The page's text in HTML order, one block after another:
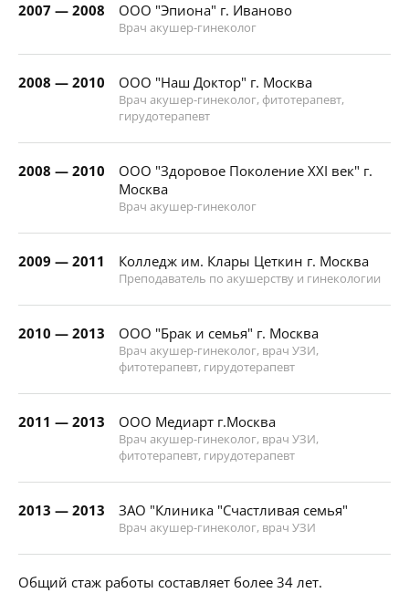
2007 — 2008 ООО "Эпиона" г. Иваново
Врач акушер-гинеколог
2008 — 2010 ООО "Наш Доктор" г. Москва
Врач акушер-гинеколог, фитотерапевт,
гирудотерапевт
2008 — 2010
ООО "Здоровое Поколение ХХI век" г.
Москва
Врач акушер-гинеколог
2009 — 2011 Колледж им. Клары Цеткин г. Москва
Преподаватель по акушерству и гинекологии
2010 — 2013 ООО "Брак и семья" г. Москва
Врач акушер-гинеколог, врач УЗИ,
фитотерапевт, гирудотерапевт
2011 — 2013 ООО Медиарт г.Москва
Врач акушер-гинеколог, врач УЗИ,
фитотерапевт, гирудотерапевт
2013 — 2013 ЗАО "Клиника "Счастливая семья"
Врач акушер-гинеколог, врач УЗИ
Общий стаж работы составляет более 34 лет.